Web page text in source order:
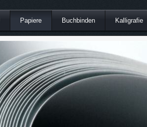
Papiere Buchbinden Kalligrafie